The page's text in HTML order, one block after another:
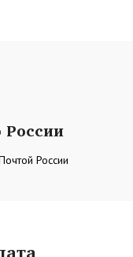
России
России